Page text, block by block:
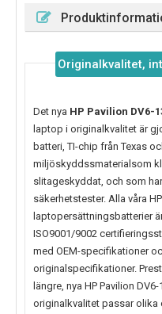
Originalkvalitet,
Det nya HP Pavilion DV6-
laptop i originalkvalitet är
batteri, TI-chip från Texas
miljöskyddssmaterialsom
slitageskyddat, och som
säkerhetstester. Alla våra
laptopersättningsbatterier
ISO9001/9002
med OEM-specifikationer
originalspecifikationer.
längre, nya HP Pavilion
originalkvalitet passar olika